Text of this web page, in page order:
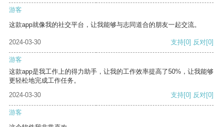
游客
这款app就像我的社交平台，让我能够与志同道合的朋友一起交流。
2024-03-30 支持[0] 反对[0]
游客
这款app是我工作上的得力助手，让我的工作效率提高了50%，让我能够
更轻松地完成工作任务。
2024-03-30
支持[0] 反对[0]
游客